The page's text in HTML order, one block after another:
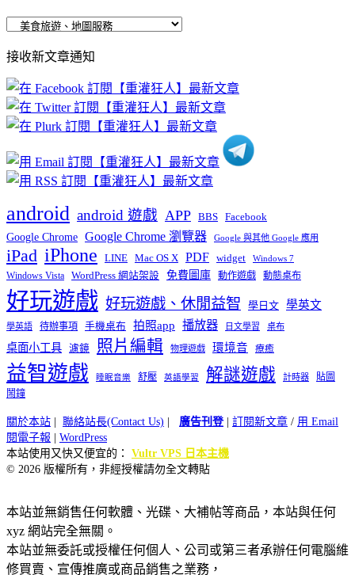
文
章
分
類
接收新文章通知
android android 遊戲 APP BBS Facebook
Google Chrome Google Chrome 瀏覽器 Google 與其他 Google 應用
iPad iPhone LINE Mac OS X PDF widget Windows 7
Windows Vista WordPress 網站架設 免費圖庫 動作遊戲 動態桌布
好玩遊戲 好玩遊戲、休閒益智 學日文 學英文
學英語 待辦事項 手機桌布 拍照app 播放器 日文學習 桌布
桌面小工具 濾鏡 照片編輯 物理遊戲 環境音 療癒
益智遊戲 睡眠音樂 舒壓 英語學習 解謎遊戲 計時器
貼圖
鬧鐘
關於本站 聯絡站長(Contact Us) 廣告刊登| 訂閱新文章 / 用 Email
閱電子報
WordPress
本站使用又快又便宜的： Vultr VPS 日本主機
© 2026 版權所有，非經授權請勿全文轉貼
本站並無銷售任何軟體、光碟、大補帖等商品，本站與任何
xyz 網站完全無關。
本站並無委託或授權任何個人、公司或第三者承辦任何電腦維
修買賣、宣傳推廣或商品銷售之業務，